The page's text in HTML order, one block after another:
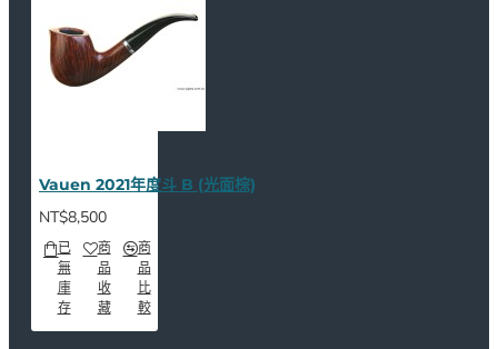
Vauen 2021年度斗 B (光面棕)
NT$8,500
已
無
庫
存
商
品
收
藏
商
品
比
較